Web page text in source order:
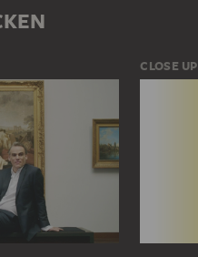
CLOSE UP